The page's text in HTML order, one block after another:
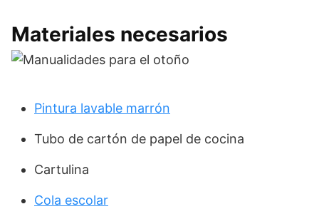
Materiales necesarios
Pintura lavable marrón
Tubo de cartón de papel de cocina
Cartulina
Cola escolar